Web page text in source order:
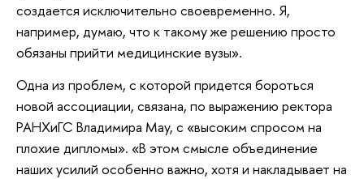
создается исключительно своевременно. Я,
например, думаю, что к такому же решению просто
обязаны прийти медицинские вузы».
Одна из проблем, с которой придется бороться
новой ассоциации, связана, по выражению ректора
РАНХиГС Владимира Мау, с «высоким спросом на
плохие дипломы». «В этом смысле объединение
наших усилий особенно важно, хотя и накладывает на